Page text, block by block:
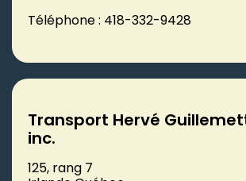
Téléphone : 418-332-9428
Transport Hervé
inc.
125, rang 7